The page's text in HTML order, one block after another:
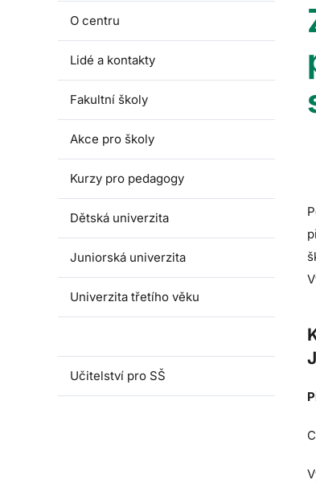
O centru
Lidé a kontakty
Fakultní školy
Akce pro školy
Kurzy pro pedagogy
Dětská univerzita
Juniorská univerzita
Univerzita třetího věku
Učitelství pro SŠ